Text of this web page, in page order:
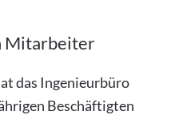
Mitarbeiter
das Ingenieurbüro
Beschäftigten